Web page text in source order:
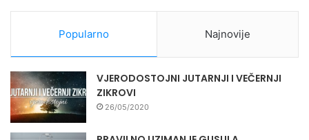
Popularno Najnovije
VJERODOSTOJNI JUTARNJI I VEČERNJI
ZIKROVI
26/05/2020